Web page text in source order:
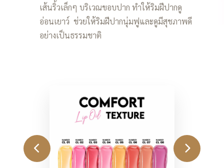
เส้นริ้วเล็กๆ บริเวณขอบปาก ทำให้ริมฝีปากดู
อ่อนเยาว์ ช่วยให้ริมฝีปากนุ่มฟูและดูมีสุชภาพดี
อย่างเป็นธรรมชาติ